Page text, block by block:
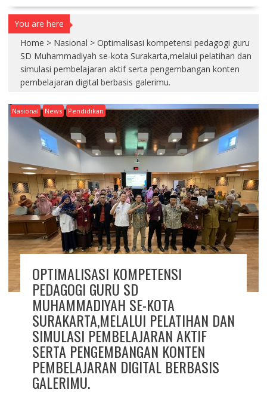
You are here
Home > Nasional > Optimalisasi kompetensi pedagogi guru
SD Muhammadiyah se-kota Surakarta,melalui pelatihan dan
simulasi pembelajaran aktif serta pengembangan konten
pembelajaran digital berbasis galerimu.
Nasional News Pendidikan
OPTIMALISASI KOMPETENSI
PEDAGOGI GURU SD
MUHAMMADIYAH SE-KOTA
SURAKARTA,MELALUI PELATIHAN DAN
SIMULASI PEMBELAJARAN AKTIF
SERTA PENGEMBANGAN KONTEN
PEMBELAJARAN DIGITAL BERBASIS
GALERIMU.